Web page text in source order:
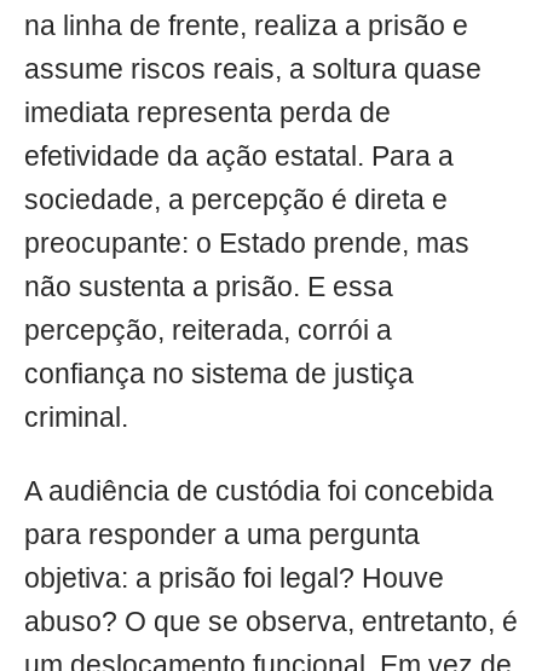
na linha de frente, realiza a prisão e
assume riscos reais, a soltura quase
imediata representa perda de
efetividade da ação estatal. Para a
sociedade, a percepção é direta e
preocupante: o Estado prende, mas
não sustenta a prisão. E essa
percepção, reiterada, corrói a
confiança no sistema de justiça
criminal.
A audiência de custódia foi concebida
para responder a uma pergunta
objetiva: a prisão foi legal? Houve
abuso? O que se observa, entretanto, é